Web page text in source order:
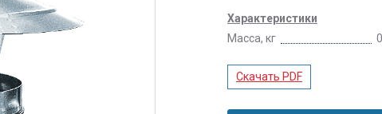
Характеристики
Масса, кг
Скачать PDF